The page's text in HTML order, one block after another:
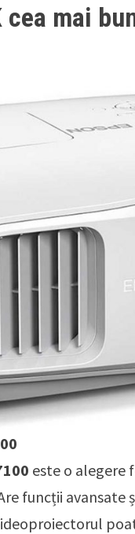
mai
este o alegere
funcții